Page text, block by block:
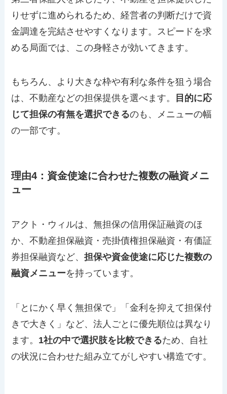
りせずに進められるため、経営者の判断だけで資
金調達を完結させやすくなります。スピードを求
める局面では、この身軽さが効いてきます。
もちろん、より大きな枠や有利な条件を狙う場合
は、不動産などの担保提供を選べます。
目的に応
じて担保の有無を選択できるのも、メニューの幅
の一部です。
理由4：資金使途に合わせた複数の融資メニ
ュー
アクト・ウィルは、無担保の信用保証融資のほ
か、不動産担保融資・売掛債権担保融資・有価証
券担保融資など、担保や資金使途に応じた複数の
融資メニューを持っています。
「とにかく早く無担保で」「金利を抑えて担保付
きで大きく」など、法人ごとに優先順位は異なり
ます。 1社の中で選択肢を比較できるため、自社
の状況に合わせた組み立てがしやすい構造です。